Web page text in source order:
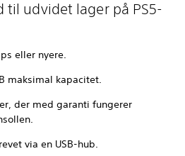
til udvidet lager på PS5-
eller nyere.
maksimal kapacitet.
der med garanti fungerer
via en USB-hub.